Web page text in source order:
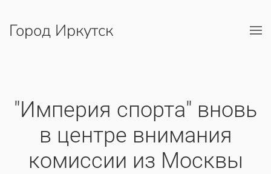
Перейти к содержимому
Город Иркутск
"Империя спорта" вновь
в центре внимания
комиссии из Москвы